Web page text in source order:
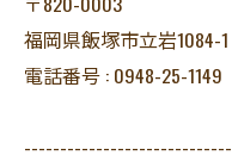
福岡県飯塚市立岩1084-
電話番号 : 0948-25-1149